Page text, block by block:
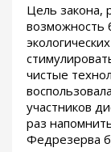
Цель закона,
возможность
чистые
участников
раз
Федрезерва